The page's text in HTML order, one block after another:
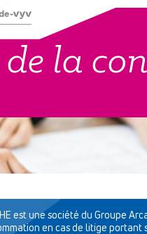
la
est une société du Groupe
en cas de litige